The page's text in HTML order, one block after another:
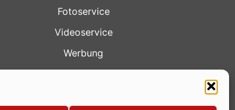
Fotoservice
Videoservice
Werbung